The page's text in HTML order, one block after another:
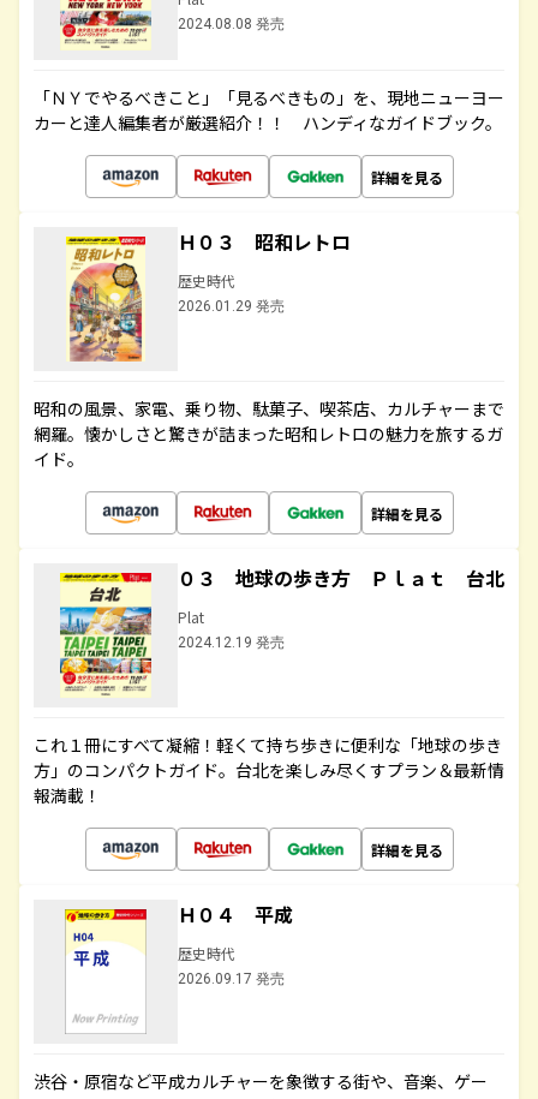
2024.08.08 発売
「ＮＹでやるべきこと」「見るべきもの」を、現地ニューヨー
カーと達人編集者が厳選紹介！！ ハンディなガイドブック。
詳細を見る
Ｈ０３ 昭和レトロ
歴史時代
2026.01.29 発売
昭和の風景、家電、乗り物、駄菓子、喫茶店、カルチャーまで
網羅。懐かしさと驚きが詰まった昭和レトロの魅力を旅するガ
イド。
詳細を見る
０３ 地球の歩き方 Ｐｌａｔ 台北
Plat
2024.12.19 発売
これ１冊にすべて凝縮！軽くて持ち歩きに便利な「地球の歩き
方」のコンパクトガイド。台北を楽しみ尽くすプラン＆最新情
報満載！
詳細を見る
Ｈ０４ 平成
歴史時代
2026.09.17 発売
渋谷・原宿など平成カルチャーを象徴する街や、音楽、ゲー